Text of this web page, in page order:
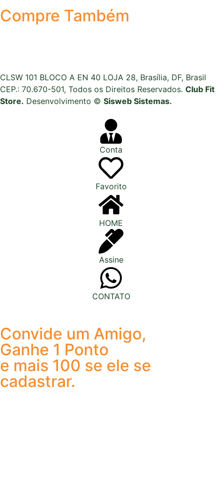
Compre Também
CLSW 101 BLOCO A EN 40 LOJA 28, Brasília, DF, Brasil
CEP.: 70.670-501, Todos os Direitos Reservados. Club Fit
Store. Desenvolvimento © Sisweb Sistemas.
Conta
Favorito
HOME
Assine
CONTATO
Convide um Amigo,
Ganhe 1 Ponto
e mais 100 se ele se
cadastrar.